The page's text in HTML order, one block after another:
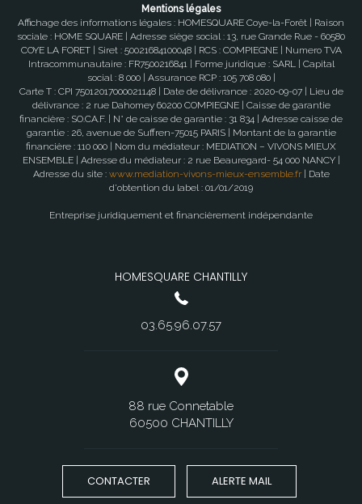
Mentions légales
Affichage des informations légales : HOMESQUARE Coye-la-Forêt | Raison
sociale : HOME SQUARE | Adresse siège social : 13, rue Grande Rue - 60580
COYE LA FORET | Siret : 50021684100048 | RCS : COMPIEGNE | Numero TVA
Intracommunautaire : FR7500216841 | Forme juridique : SARL | Capital
social : 8 000 | Assurance RCP : 105 708 080 |
Carte T : CPI 75012017000021148 | Date de délivrance : 2020-09-07 | Lieu de
délivrance : 2 rue Dahomey 60200 COMPIEGNE | Caisse de garantie
financière : SO.CA.F. | N° de caisse de garantie : 31 834 | Adresse caisse de
garantie : 26, avenue de Suffren-75015 PARIS | Montant de la garantie
financière : 110 000 | Nom du médiateur : MEDIATION – VIVONS MIEUX
ENSEMBLE | Adresse du médiateur : 2 rue Beauregard- 54 000 NANCY |
Adresse du site : www.mediation-vivons-mieux-ensemble.fr| Date
d'obtention du label : 01/01/2019
Entreprise juridiquement et financièrement indépendante
HOMESQUARE CHANTILLY
03.65.96.07.57
88 rue Connetable
60500 CHANTILLY
CONTACTER ALERTE MAIL